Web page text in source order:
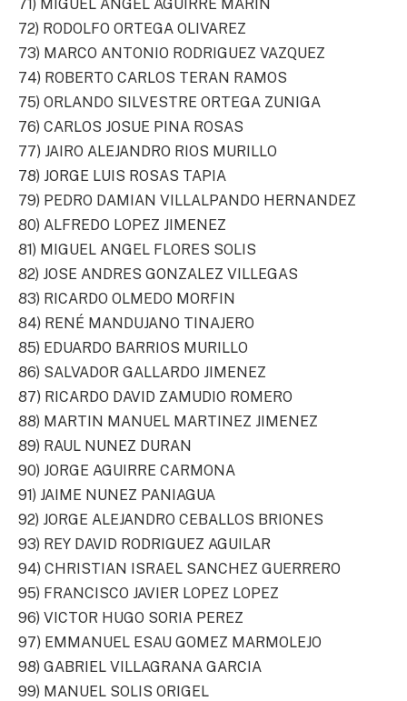
71) MIGUEL ANGEL AGUIRRE MARIN
72) RODOLFO ORTEGA OLIVAREZ
73) MARCO ANTONIO RODRIGUEZ VAZQUEZ
74) ROBERTO CARLOS TERAN RAMOS
75) ORLANDO SILVESTRE ORTEGA ZUNIGA
76) CARLOS JOSUE PINA ROSAS
77) JAIRO ALEJANDRO RIOS MURILLO
78) JORGE LUIS ROSAS TAPIA
79) PEDRO DAMIAN VILLALPANDO HERNANDEZ
80) ALFREDO LOPEZ JIMENEZ
81) MIGUEL ANGEL FLORES SOLIS
82) JOSE ANDRES GONZALEZ VILLEGAS
83) RICARDO OLMEDO MORFIN
84) RENÉ MANDUJANO TINAJERO
85) EDUARDO BARRIOS MURILLO
86) SALVADOR GALLARDO JIMENEZ
87) RICARDO DAVID ZAMUDIO ROMERO
88) MARTIN MANUEL MARTINEZ JIMENEZ
89) RAUL NUNEZ DURAN
90) JORGE AGUIRRE CARMONA
91) JAIME NUNEZ PANIAGUA
92) JORGE ALEJANDRO CEBALLOS BRIONES
93) REY DAVID RODRIGUEZ AGUILAR
94) CHRISTIAN ISRAEL SANCHEZ GUERRERO
95) FRANCISCO JAVIER LOPEZ LOPEZ
96) VICTOR HUGO SORIA PEREZ
97) EMMANUEL ESAU GOMEZ MARMOLEJO
98) GABRIEL VILLAGRANA GARCIA
99) MANUEL SOLIS ORIGEL